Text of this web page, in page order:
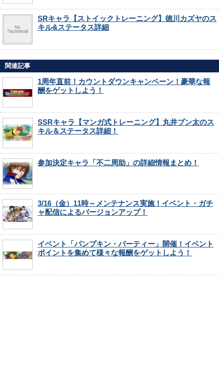
SRキャラ【ストイックトレーニング】徳川カズヤのス
キル&ステータス詳細
関連記事
1周年直前！カウントダウンキャンペーン！豪華な報
酬をゲットしよう！
SSRキャラ【マンガ式トレーニング】丸井ブン太のス
キル＆ステータス詳細！
参加決定キャラ「不二周助」の詳細情報まとめ！
3/16（金）11時～メンテナンス実施！イベント・ガチ
ャ配信によるバージョンアップ！
イベント「パンプキン・パーティー」開催！イベント
ポイントを集めて様々な報酬をゲットしよう！